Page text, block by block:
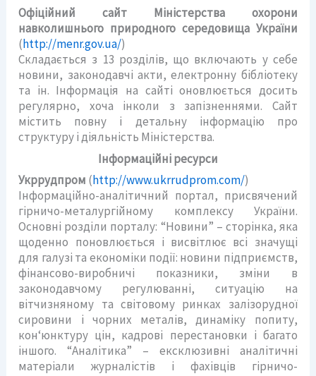
Офіційний сайт Міністерства охорони
навколишнього природного середовища України
(http://menr.gov.ua/)
Складається з 13 розділів, що включають у себе
новини, законодавчі акти, електронну бібліотеку
та ін. Інформація на сайті оновлюється досить
регулярно, хоча інколи з запізненнями. Сайт
містить повну і детальну інформацію про
структуру і діяльність Міністерства.
Інформаційні ресурси
Укррудпром (http://www.ukrrudprom.com/)
Інформаційно-аналітичний портал, присвячений
гірничо-металургійному комплексу України.
Основні розділи порталу: “Новини” – сторінка, яка
щоденно поновлюється і висвітлює всі значущі
для галузі та економіки події: новини підприємств,
фінансово-виробничі показники, зміни в
законодавчому регулюванні, ситуацію на
вітчизняному та світовому ринках залізорудної
сировини і чорних металів, динаміку попиту,
кон‘юнктуру цін, кадрові перестановки і багато
іншого. “Аналітика” – ексклюзивні аналітичні
матеріали журналістів і фахівців гірничо-